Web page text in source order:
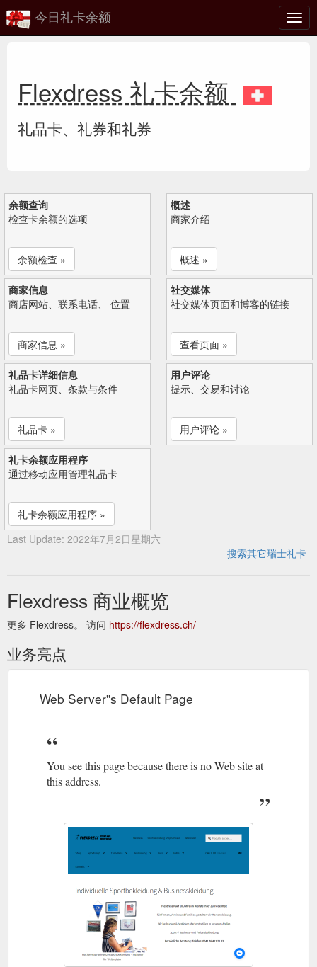
切
换
今日礼卡余额
Flexdress 礼卡余额
礼品卡、礼券和礼券
余额查询
检查卡余额的选项
余额检查 »
概述
商家介绍
概述 »
商家信息
商店网站、联系电话、 位置
商家信息 »
社交媒体
社交媒体页面和博客的链接
查看页面 »
礼品卡详细信息
礼品卡网页、条款与条件
礼品卡 »
用户评论
提示、交易和讨论
用户评论 »
礼卡余额应用程序
通过移动应用管理礼品卡
礼卡余额应用程序 »
Last Update: 2022年7月2日星期六
搜索其它瑞士礼卡
Flexdress 商业概览
更多 Flexdress。 访问 https://flexdress.ch/
业务亮点
Web Server''s Default Page
You see this page because there is no Web site at
this address.